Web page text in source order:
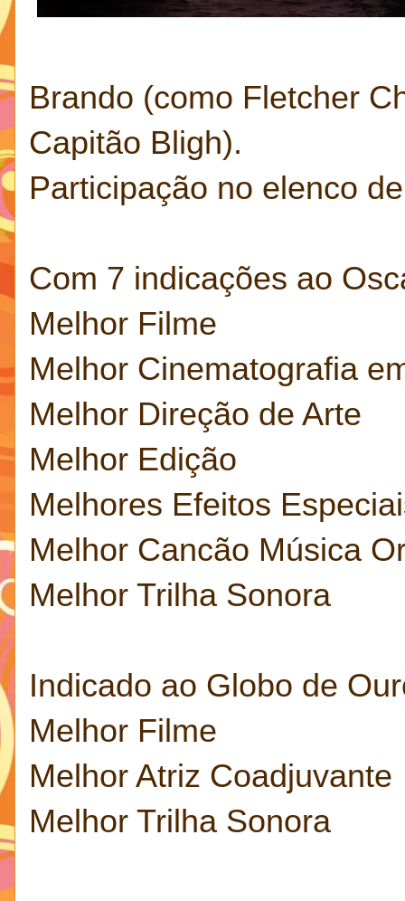
Brando (como Fletcher
Capitão Bligh).
Participação no elenco
Com 7 indicações ao
Melhor Filme
Melhor Cinematografia
Melhor Direção de Arte
Melhor Edição
Melhores Efeitos
Melhor Cancão Música
Melhor Trilha Sonora
Indicado ao Globo de
Melhor Filme
Melhor Atriz Coadjuvante
Melhor Trilha Sonora